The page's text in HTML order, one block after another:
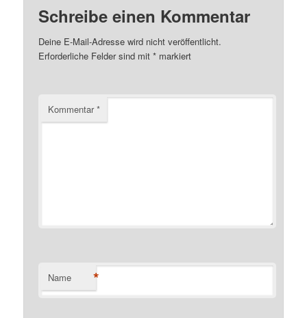
Schreibe einen Kommentar
Deine E-Mail-Adresse wird nicht veröffentlicht.
Erforderliche Felder sind mit* markiert
Kommentar*
Name *